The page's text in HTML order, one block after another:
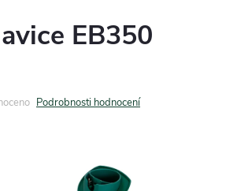
EB350
Podrobnosti hodnocení